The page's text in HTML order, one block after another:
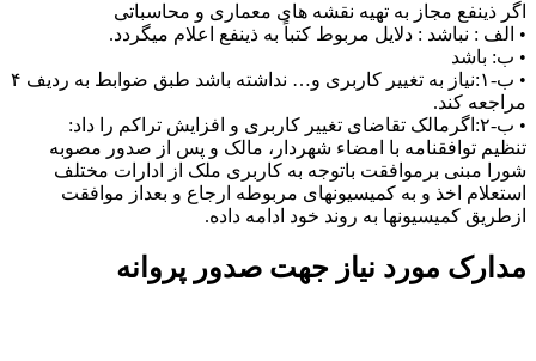
اگر ذینفع مجاز به تهیه نقشه های معماری و محاسباتی
• الف : نباشد : دلایل مربوط کتباً به ذینفع اعلام میگردد.
• ب: باشد
• ب-۱:نیاز به تغییر کاربری و… نداشته باشد طبق ضوابط به ردیف ۴
مراجعه کند.
• ب-۲:اگرمالک تقاضای تغییر کاربری و افزایش تراکم را داد:
تنظیم توافقنامه با امضاء شهردار، مالک و پس از صدور مصوبه
شورا مبنی برموافقت باتوجه به کاربری ملک از ادارات مختلف
استعلام اخذ و به کمیسیونهای مربوطه ارجاع و بعداز موافقت
ازطریق کمیسیونها به روند خود ادامه داده.
مدارک مورد نیاز جهت صدور پروانه